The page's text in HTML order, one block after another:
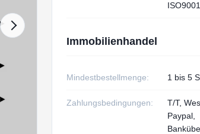
ISO9001
Immobilienhandel
Mindestbestellmenge: 1 bis 5
Zahlungsbedingungen:
T/T,
Paypal,